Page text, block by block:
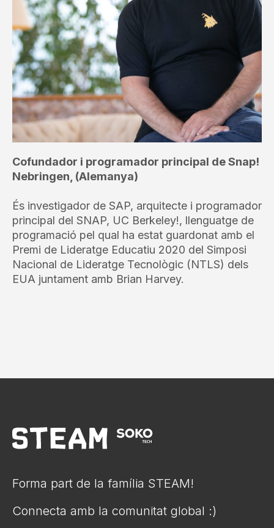
Cofundador i programador principal de Snap!
Nebringen, (Alemanya)
És investigador de SAP, arquitecte i programador
principal del SNAP, UC Berkeley!, llenguatge de
programació pel qual ha estat guardonat amb el
Premi de Lideratge Educatiu 2020 del Simposi
Nacional de Lideratge Tecnològic (NTLS) dels
EUA juntament amb Brian Harvey.
Forma part de la família STEAM!
Connecta amb la comunitat global :)